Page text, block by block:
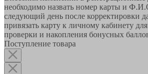
необходимо назвать номер карты и
следующий день после корректировки
привязать карту к личному кабинету
проверки и накопления бонусных
Поступление товара